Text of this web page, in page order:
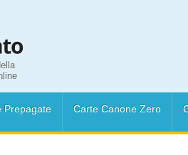
Prepagate Carte Canone Zero